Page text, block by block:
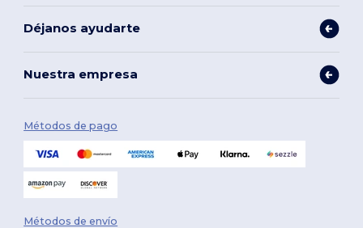
Déjanos ayudarte
Nuestra empresa
Métodos de pago
Métodos de envío